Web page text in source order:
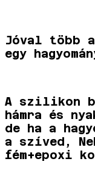
Jóval több
egy
A szilikon
hámra és
de ha a
a szíved,
fém+epoxi